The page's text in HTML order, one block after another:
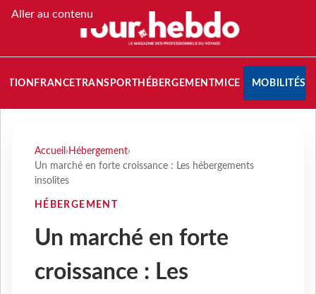
Aller au contenu
FRANCETRANSPORT HÉBERGEMENTMICE MOBILITÉS
Accueil › Hébergement›
Un marché en forte croissance : Les hébergements
insolites
HÉBERGEMENT
Un marché en forte
croissance : Les